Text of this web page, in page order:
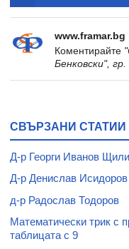
www.framar.bg
Коментирайте
Бенковски",
СВЪРЗАНИ СТАТИИ
Д-р Георги Иванов
Д-р Денислав
д-р Радослав Тодоров
Математически трик с
таблицата с 9